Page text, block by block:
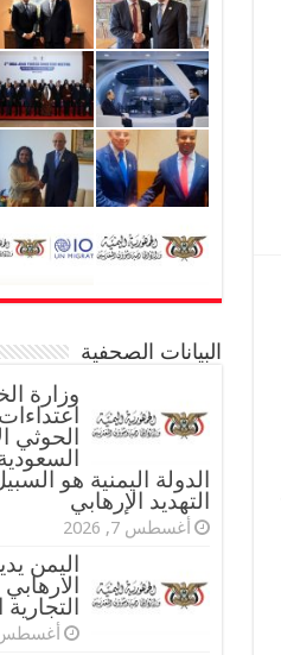
البيانات الصحفية
وزارة
الحوثي
الدولة اليمنية هو
التهديد الإرهابي
أغسطس 7, 2026
اليمن
التجارية
أغسطس 5,